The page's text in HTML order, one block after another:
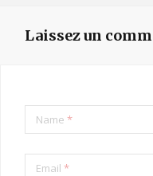
Laissez un
Name *
Email *